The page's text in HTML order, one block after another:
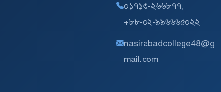
০১৭১৩-২৬৬৮৭৭,
+৮৮-০২-৯৯৬৬৬৫০২২
nasirabadcollege48@g
mail.com